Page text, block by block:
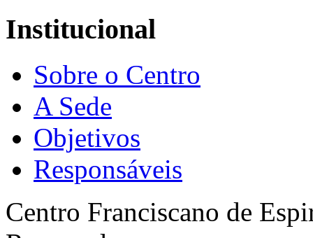
Institucional
Sobre o Centro
A Sede
Objetivos
Responsáveis
Centro Franciscano de